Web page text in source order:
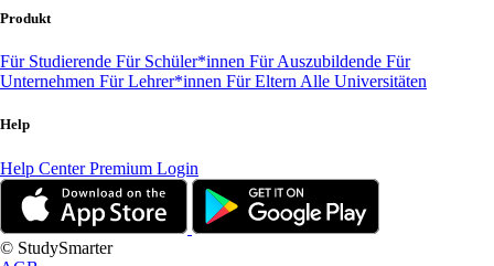
Produkt
Für Studierende Für Schüler*innen Für Auszubildende Für
Unternehmen Für Lehrer*innen Für Eltern Alle Universitäten
Help
Help CenterPremium Login
© StudySmarter